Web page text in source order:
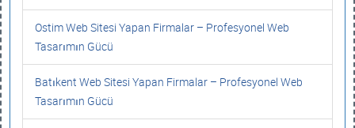
Ostim Web Sitesi Yapan Firmalar – Profesyonel Web
Tasarımın Gücü
Batıkent Web Sitesi Yapan Firmalar – Profesyonel Web
Tasarımın Gücü